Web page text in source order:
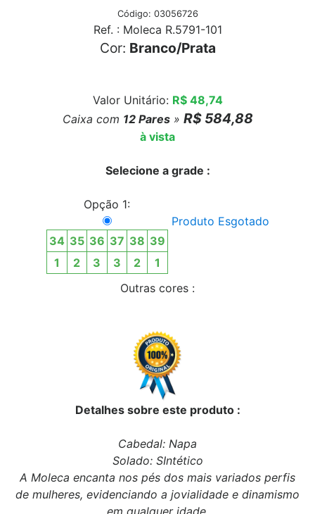
Código: 03056726
Ref. : Moleca R.5791-101
Cor: Branco/Prata
Valor Unitário: R$ 48,74
Caixa com 12Pares» R$ 584,88
à vista
Selecione a grade :
Opção 1:
34 35 36 37 38 39
1
2 3 3 2 1
Produto Esgotado
Outras cores :
Detalhes sobre este produto :
Cabedal: Napa
Solado: SIntético
A Moleca encanta nos pés dos mais variados perfis
de mulheres, evidenciando a jovialidade e dinamismo